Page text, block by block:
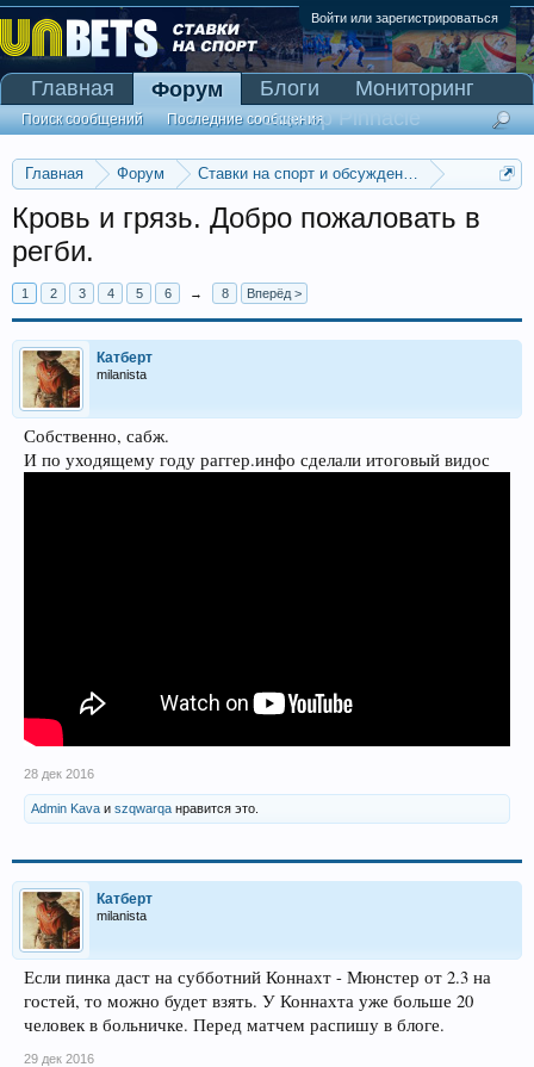
Войти или зарегистрироваться
Главная Форум
Ставки на спорт и обсуждение спортивных
Кровь и грязь. Добро пожаловать в
регби.
1 2 3 4 5 6 → 8 Вперёд >
Катберт
milanista
Собственно, сабж.
И по уходящему году раггер.инфо сделали итоговый видос
28 дек 2016
Admin Kava и szqwarqa нравится это.
Катберт
milanista
Если пинка даст на субботний Коннахт - Мюнстер от 2.3 на
гостей, то можно будет взять. У Коннахта уже больше 20
человек в больничке. Перед матчем распишу в блоге.
29 дек 2016
Главная Форум
Поиск сообщений Последние сообщения
Блоги
Мониторинг
Сканер Pinnacle